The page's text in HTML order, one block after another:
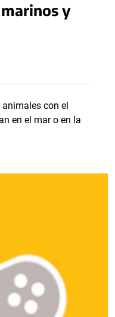
y
con el
en el mar o en la